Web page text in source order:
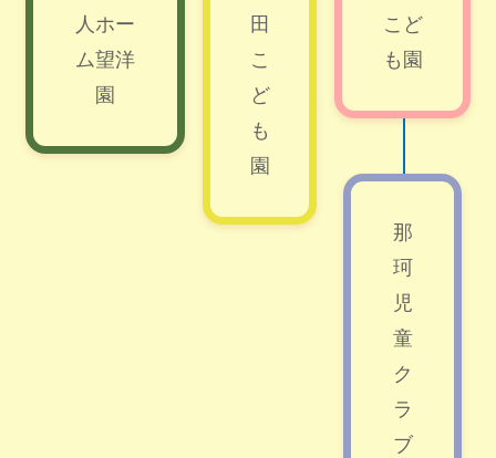
人ホー
ム望洋
園
田
こ
ど
も
園
こど
も園
那
珂
児
童
ク
ラ
ブ